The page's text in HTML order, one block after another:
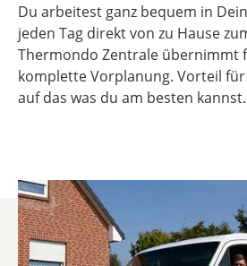
Du arbeitest ganz bequem in
jeden Tag direkt von zu Hause
Thermondo Zentrale übernimmt
komplette Vorplanung. Vorteil für
auf das was du am besten kannst.